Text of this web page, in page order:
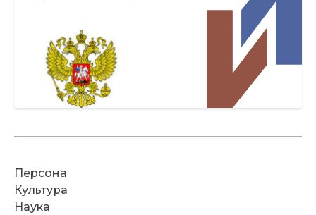
Персона
Культура
Наука